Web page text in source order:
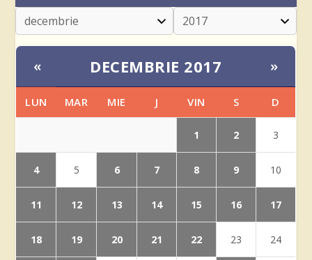
« DECEMBRIE 2017 »
LUN MAR MIE J VIN S D
1 2 3
4 5 6 7 8 9 10
11 12 13 14 15 16 17
18 19 20 21 22 23 24